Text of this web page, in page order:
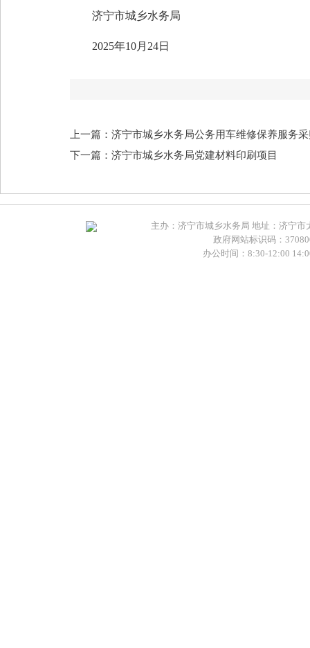
济宁市城乡水务局
2025年10月24日
上一篇：济宁市城乡水务局公务用车维修保养服务
下一篇：济宁市城乡水务局党建材料印刷项目
主办：济宁市城乡水务局 地址：济宁
政府网站标识码：
办公时间：8:30-12:00